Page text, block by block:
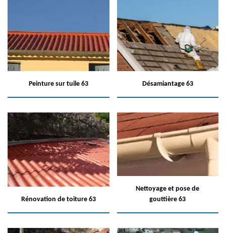
Peinture sur tuile 63 Désamiantage 63
Rénovation de toiture 63
Nettoyage et pose de
gouttière 63